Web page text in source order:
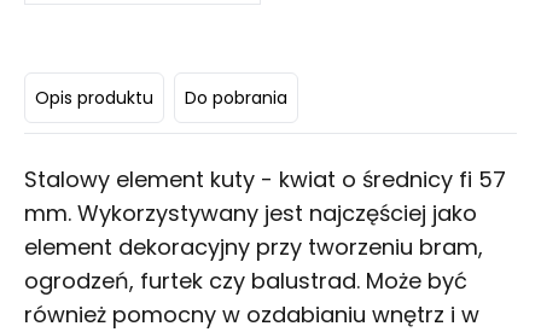
Opis produktu Do pobrania
Stalowy element kuty - kwiat o średnicy fi 57
mm. Wykorzystywany jest najczęściej jako
element dekoracyjny przy tworzeniu bram,
ogrodzeń, furtek czy balustrad. Może być
również pomocny w ozdabianiu wnętrz i w